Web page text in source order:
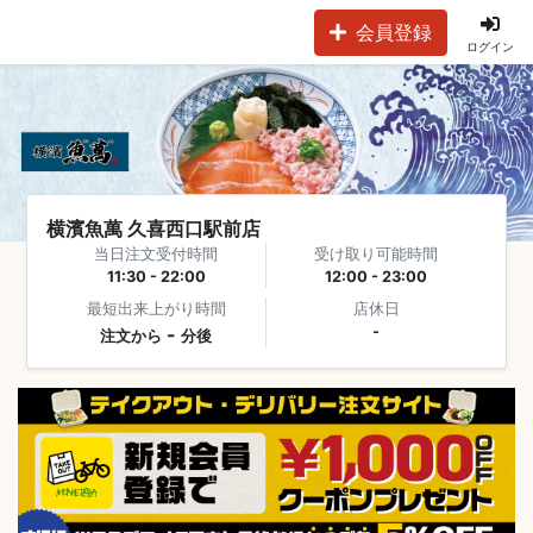
会員登録
ログイン
横濱魚萬 久喜西口駅前店
当日注文受付時間
11:30 - 22:00
受け取り可能時間
12:00 - 23:00
最短出来上がり時間
注文から - 分後
店休日
-